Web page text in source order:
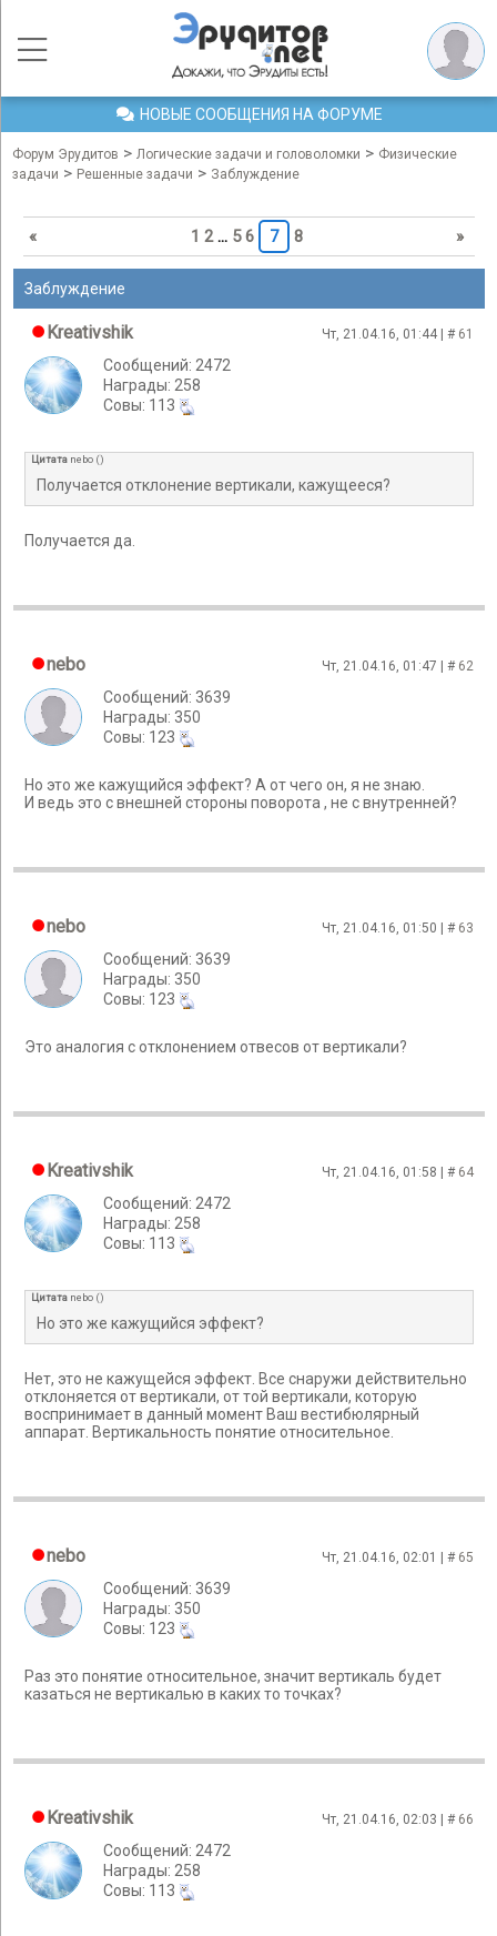
НОВЫЕ СООБЩЕНИЯ НА ФОРУМЕ
Форум Эрудитов > Логические задачи и головоломки > Физические
задачи > Решенные задачи > Заблуждение
« 1 2 … 5 6 7 8 »
Заблуждение
Kreativshik Чт, 21.04.16, 01:44 | # 61
Сообщений: 2472
Награды: 258
Cовы: 113
Цитата nebo ()
Получается отклонение вертикали, кажущееся?
Получается да.
nebo Чт, 21.04.16, 01:47 | # 62
Сообщений: 3639
Награды: 350
Cовы: 123
Но это же кажущийся эффект? А от чего он, я не знаю.
И ведь это с внешней стороны поворота , не с внутренней?
nebo Чт, 21.04.16, 01:50 | # 63
Сообщений: 3639
Награды: 350
Cовы: 123
Это аналогия с отклонением отвесов от вертикали?
Kreativshik Чт, 21.04.16, 01:58 | # 64
Сообщений: 2472
Награды: 258
Cовы: 113
Цитата nebo ()
Но это же кажущийся эффект?
Нет, это не кажущейся эффект. Все снаружи действительно
отклоняется от вертикали, от той вертикали, которую
воспринимает в данный момент Ваш вестибюлярный
аппарат. Вертикальность понятие относительное.
nebo Чт, 21.04.16, 02:01 | # 65
Сообщений: 3639
Награды: 350
Cовы: 123
Раз это понятие относительное, значит вертикаль будет
казаться не вертикалью в каких то точках?
Kreativshik Чт, 21.04.16, 02:03 | # 66
Сообщений: 2472
Награды: 258
Cовы: 113